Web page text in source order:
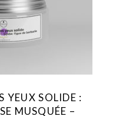
YEUX SOLIDE :
MUSQUÉE –